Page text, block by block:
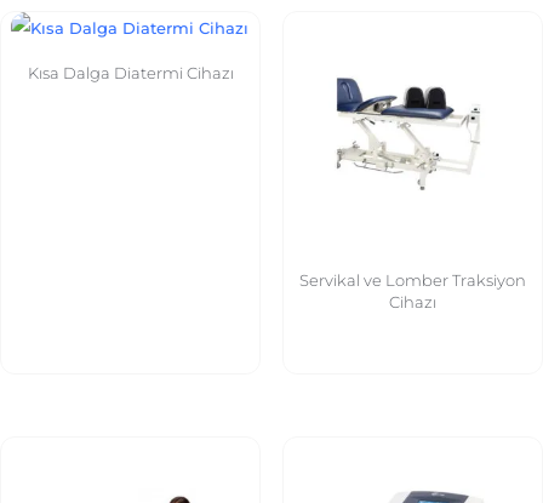
Kısa Dalga Diatermi Cihazı
Servikal ve Lomber Traksiyon
Cihazı